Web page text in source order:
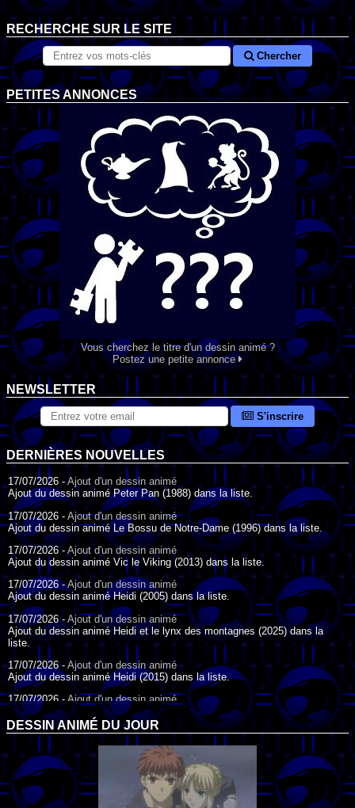
RECHERCHE SUR LE SITE
Chercher
PETITES ANNONCES
Vous cherchez le titre d'un dessin animé ?
Postez une petite annonce
NEWSLETTER
S'inscrire
DERNIÈRES NOUVELLES
17/07/2026 - Ajout d'un dessin animé
Ajout du dessin animé Peter Pan (1988) dans la liste.
17/07/2026 - Ajout d'un dessin animé
Ajout du dessin animé Le Bossu de Notre-Dame (1996) dans la liste.
17/07/2026 -Ajout d'un dessin animé
Ajout du dessin animé Vic le Viking (2013) dans la liste.
17/07/2026 -Ajout d'un dessin animé
Ajout du dessin animé Heidi (2005) dans la liste.
17/07/2026 - Ajout d'un dessin animé
Ajout du dessin animé Heidi et le lynx des montagnes (2025) dans la
liste.
17/07/2026 -Ajout d'un dessin animé
Ajout du dessin animé Heidi (2015) dans la liste.
17/07/2026 - Ajout d'un dessin animé
Ajout du dessin animé Heidi (1995) dans la liste.
09/07/2026 -Ajout d'un dessin animé
Ajout du dessin animé Genki l'Aventurier de la Chance (2006) dans la
liste.
04/07/2026 -
Ajout d'un dessin animé
Ajout du dessin animé Vilain Petit Canard (2000) dans la liste.
DESSIN ANIMÉ DU JOUR